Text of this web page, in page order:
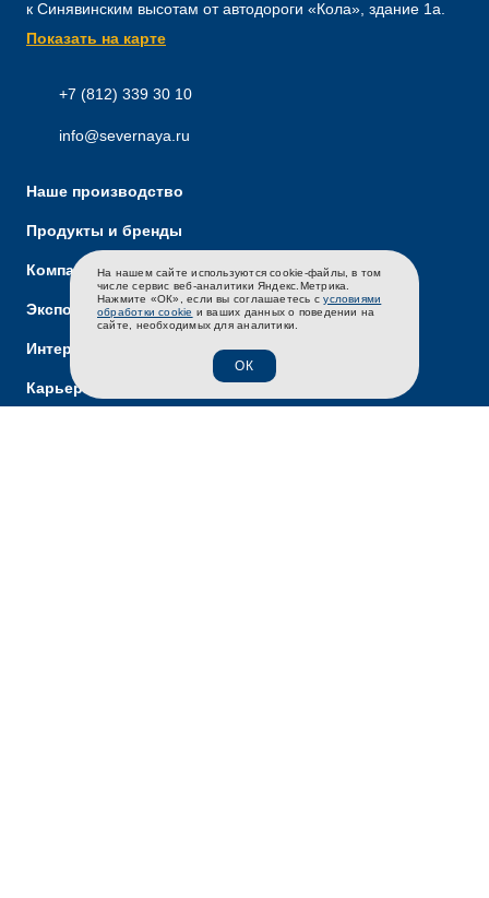
EN CH
к Синявинским высотам от автодороги «Кола», здание 1а.
Показать на карте
+7 (812) 339 30 10
info@severnaya.ru
Наше производство
Продукты и бренды
Компания
Экспорт
Интернет-магазин
Карьера
На нашем сайте используются cookie-файлы, в том
числе сервис веб-аналитики Яндекс.Метрика.
Нажмите «ОК», если вы соглашаетесь сусловиями
обработки cookie и ваших данных о поведении на
сайте, необходимых для аналитики.
ОК